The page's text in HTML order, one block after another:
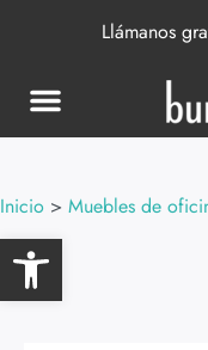
Abrir barra de herramientas
Llámanos
Inicio > Muebles de